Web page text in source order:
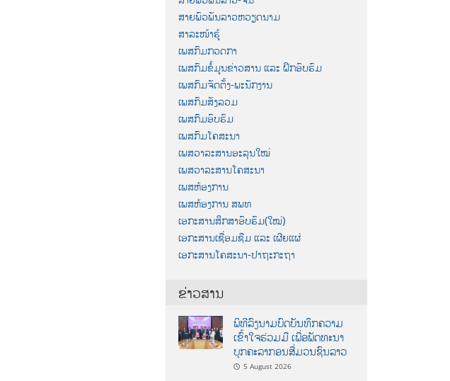
ສາຍພົວພັນລາວຫວຽດນາມ
ສາລະໜ້າຮູ້
ເພສກົມກວດກາ
ເພສກົມຂໍ້ມູນຂ່າວສານ ແລະ ຝຶກອົບຮົມ
ເພສກົມຈັດຕັ້ງ-ພະນັກງານ
ເພສກົມສັງລວມ
ເພສກົມອົບຮົມ
ເພສກົມໂຄສະນາ
ເພສວາລະສານອະລຸນໃໝ່
ເພສວາລະສານໂຄສະນາ
ເພສຫ້ອງການ
ເພສຫ້ອງການ ສພທ
ເອກະສານສຶກສາອົບຮົມ(ໃໝ່)
ເອກະສານເຊື່ອມຊືມ ແລະ ເຜີຍແຜ່
ເອກະສານໂຄສະນາ-ປາຖະກະຖາ
ຂ່າວສານ
ພິທີລົງນາມບົດບັນທຶກຄວາມ
ເຂົ້າໃຈຮ່ວມມື ເພື່ອພັດທະນາ
ບຸກຄະລາກອນສື່ມວນຊົນລາວ
5 August 2026